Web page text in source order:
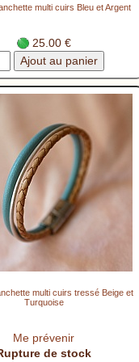
multi cuirs Bleu et Argent
25.00 €
multi cuirs tressé Beige et
Turquoise
Me prévenir
de stock